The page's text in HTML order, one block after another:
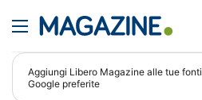
Aggiungi Libero Magazine alle tue fonti
Google preferite